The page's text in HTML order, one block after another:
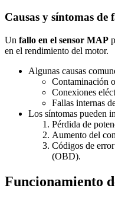
Causas y síntomas de
Un fallo en el sensor MAP
en el rendimiento del motor.
Algunas causas
Contaminación
Conexiones
Fallas internas
Los síntomas pueden
Pérdida de
Aumento del
Códigos de
(OBD).
Funcionamiento